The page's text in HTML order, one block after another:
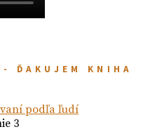
ĎAKUJEM KNIHA
3